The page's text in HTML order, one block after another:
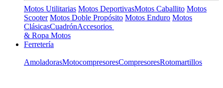
Motos Utilitarias Motos DeportivasMotos Caballito Motos
Scooter Motos Doble Propósito Motos Enduro Motos
ClásicasCuadrónAccesorios
& Ropa Motos
Ferretería
AmoladorasMotocompresoresCompresoresRotomartillos